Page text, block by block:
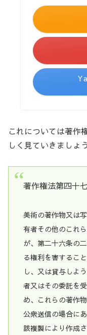
これについては著作
しく見ていきましょう
著作権法第四十
美術の著作物又は
有者その他のこれ
が、第二十六条の
る権利を害するこ
し、又は貸与しよ
者又はその委託を
め、これらの著作
公衆送信の場合に
該複製により作成